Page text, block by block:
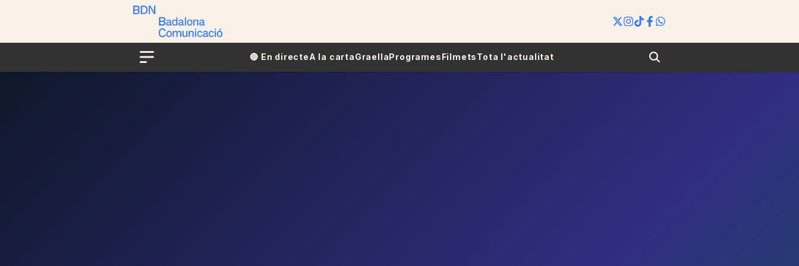
Menu
🔴​​ En directeA la cartaGraellaProgramesFilmetsTota l'actualitat Search